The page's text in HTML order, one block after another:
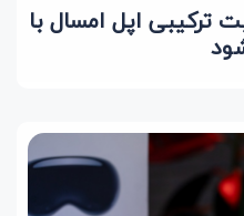
اپل امسال با